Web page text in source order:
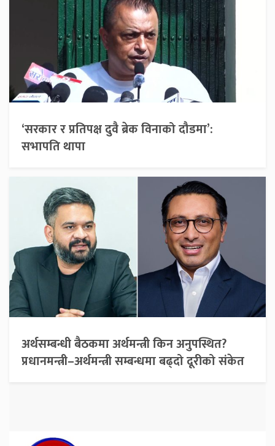
‘सरकार र प्रतिपक्ष दुवै ब्रेक विनाको दौडमा’:
सभापति थापा
अर्थसम्बन्धी बैठकमा अर्थमन्त्री किन अनुपस्थित?
प्रधानमन्त्री–अर्थमन्त्री सम्बन्धमा बढ्दो दूरीको संकेत